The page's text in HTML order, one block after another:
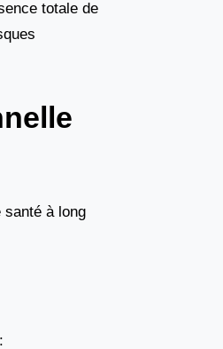
totale de
santé à long